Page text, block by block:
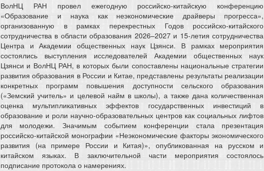
ВолНЦ РАН провел ежегодную российско-китайскую конференцию
«Образование и наука как неэкономические драйверы прогресса»,
организованную в рамках перекрестных Годов российско-китайского
сотрудничества в области образования 2026–2027 и 15-летия сотрудничества
Центра и Академии общественных наук Цзянси. В рамках мероприятия
состоялись выступления исследователей Академии общественных наук
Цзянси и ВолНЦ РАН, в которых были сопоставлены национальные стратегии
развития образования в России и Китае, представлены результаты реализации
конкретных программ повышения доступности сельского образования
(«Земский учитель» и целевой найм в школы), а также дана количественная
оценка мультипликативных эффектов государственных инвестиций в
образование и роли научно-образовательных центров как социальных лифтов
для молодежи. Значимым событием конференции стала презентация
российско-китайской монографии «Неэкономические факторы экономического
развития (на примере России и Китая)», опубликованная на русском и
китайском языках. В заключительной части мероприятия состоялось
подписание протокола о намерениях.